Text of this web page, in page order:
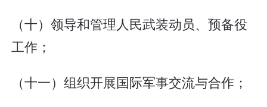
（十）领导和管理人民武装动员、预备役
工作；
（十一）组织开展国际军事交流与合作；